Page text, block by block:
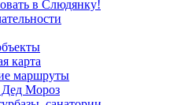
в Слюдянку!
карта
маршруты
Дед Мороз